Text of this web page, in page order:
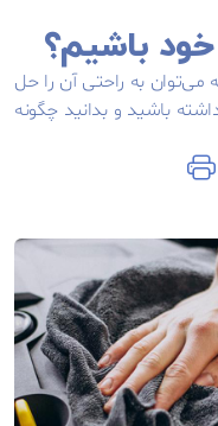
باشیم؟
می‌توان به راحتی آن را حل
باشید و بدانید چگونه